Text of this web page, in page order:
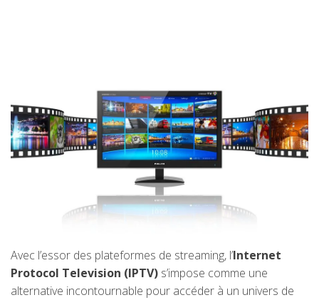
Avec l’essor des plateformes de streaming, l’Internet
Protocol Television (IPTV) s’impose comme une
alternative incontournable pour accéder à un univers de